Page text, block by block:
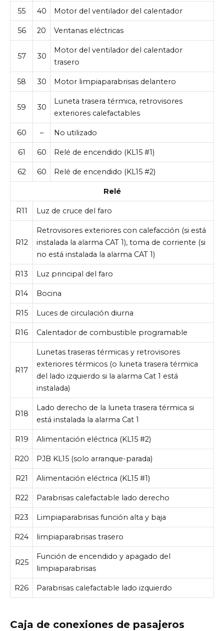
55 40 Motor del ventilador del calentador
56 20 Ventanas eléctricas
57 30
Motor del ventilador del calentador
trasero
58 30 Motor limpiaparabrisas delantero
59 30
Luneta trasera térmica, retrovisores
exteriores calefactables
60 – No utilizado
61 60 Relé de encendido (KL15 #1)
62 60 Relé de encendido (KL15 #2)
Relé
R11 Luz de cruce del faro
R12
Retrovisores exteriores con calefacción (si está
instalada la alarma CAT 1), toma de corriente (si
no está instalada la alarma CAT 1)
R13 Luz principal del faro
R14 Bocina
R15 Luces de circulación diurna
R16 Calentador de combustible programable
R17
Lunetas traseras térmicas y retrovisores
exteriores térmicos (o luneta trasera térmica
del lado izquierdo si la alarma Cat 1 está
instalada)
R18
Lado derecho de la luneta trasera térmica si
está instalada la alarma Cat 1
R19 Alimentación eléctrica (KL15 #2)
R20 PJB KL15 (solo arranque-parada)
R21 Alimentación eléctrica (KL15 #1)
R22 Parabrisas calefactable lado derecho
R23 Limpiaparabrisas función alta y baja
R24 limpiaparabrisas trasero
R25
Función de encendido y apagado del
limpiaparabrisas
R26 Parabrisas calefactable lado izquierdo
Caja de conexiones de pasajeros